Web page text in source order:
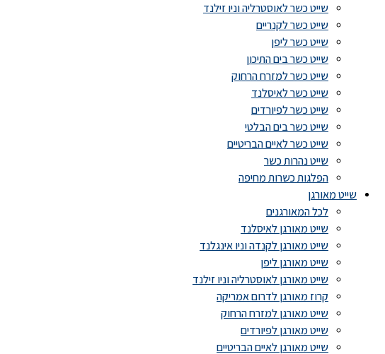
שייט כשר לאוסטרליה וניו זילנד
שייט כשר לקנריים
שייט כשר ליפן
שייט כשר בים התיכון
שייט כשר למזרח הרחוק
שייט כשר לאיסלנד
שייט כשר לפיורדים
שייט כשר בים הבלטי
שייט כשר לאיים הבריטיים
שייט נהרות כשר
הפלגות כשרות מחיפה
שייט מאורגן
לכל המאורגנים
שייט מאורגן לאיסלנד
שייט מאורגן לקנדה וניו אינגלנד
שייט מאורגן ליפן
שייט מאורגן לאוסטרליה וניו זילנד
קרוז מאורגן לדרום אמריקה
שייט מאורגן למזרח הרחוק
שייט מאורגן לפיורדים
שייט מאורגן לאיים הבריטיים